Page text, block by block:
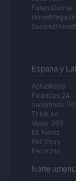
FuturoDonna
Espana y
Actualidad
Finanzas 24
Investindo
Think.es
Viajar 365
ES Newz
Pet Story
Encocina
Norte